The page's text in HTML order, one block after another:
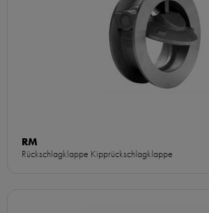
RM
Rückschlagklappe Kipprückschlagklappe